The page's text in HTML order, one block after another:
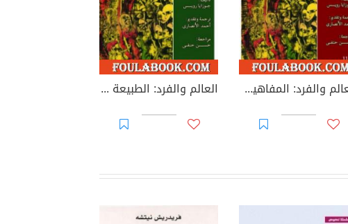
العالم والفرد: المفاهيم الأربعة التاريخية في الوجود - المجلد الأول العالم والفرد: الطبيعة - الإنسان - النظام الخلقي - المجلد الثاني